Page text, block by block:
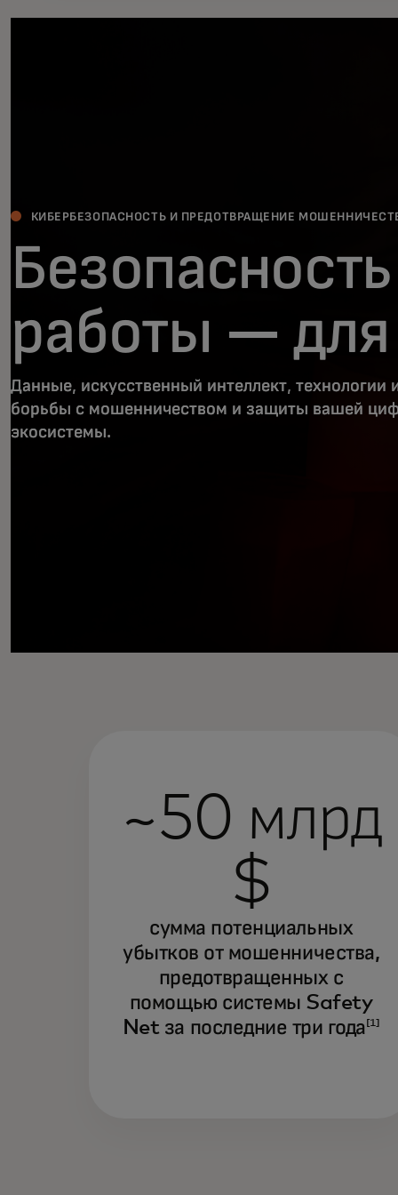
КИБЕРБЕЗОПАСНОСТЬ И ПРЕДОТВРАЩЕНИЕ
Безопасность
работы — для
Данные, искусственный интеллект, технологии
борьбы с мошенничеством и защиты вашей
экосистемы.
~50 млрд
$
сумма потенциальных
убытков от мошенничества,
предотвращенных с
помощью системы Safety
Net за последние три года [1]